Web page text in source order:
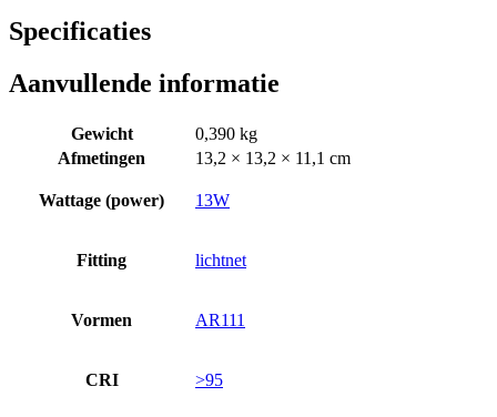
Specificaties
Aanvullende informatie
Gewicht
0,390 kg
Afmetingen
13,2 × 13,2 × 11,1 cm
Wattage (power) 13W
Fitting lichtnet
Vormen AR111
CRI >95